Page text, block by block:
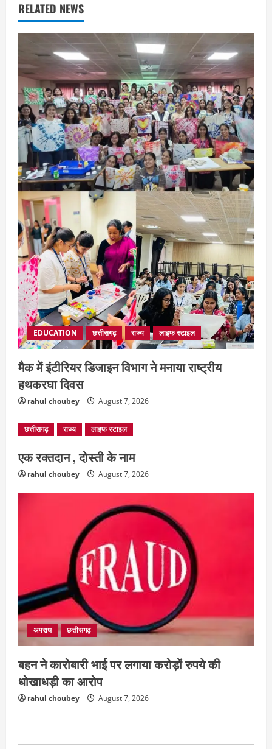
RELATED NEWS
EDUCATION छत्तीसगढ़ राज्य लाइफ स्टाइल
मैक में इंटीरियर डिजाइन विभाग ने मनाया राष्ट्रीय
हथकरघा दिवस
rahul choubey August 7, 2026
छत्तीसगढ़ राज्य लाइफ स्टाइल
एक रक्तदान , दोस्ती के नाम
rahul choubey August 7, 2026
अपराध छत्तीसगढ़
बहन ने कारोबारी भाई पर लगाया करोड़ों रुपये की
धोखाधड़ी का आरोप
rahul choubey August 7, 2026
2
छत्तीसगढ़ राज्य लाइफ स्टाइल
August 7, 2026
अपराध छत्तीसगढ़
August 7, 2026
4
छत्तीसगढ़ राज्य लाइफ स्टाइल
मोहला-मानपुर में फिर बाघ की दस्तक, बैल पर
हमले से ग्रामीणों में दहशत
August 7, 2026
5
अपराध देश राज्य
बहुचर्चित अंकित कश्यप हत्याकांड : 33 लोगों के
खिलाफ FIR
August 7, 2026